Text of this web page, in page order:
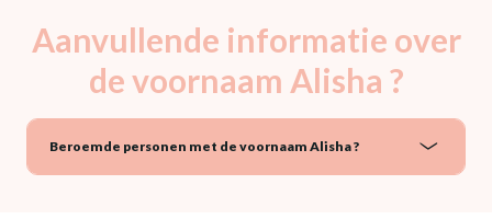
Aanvullende informatie over
de voornaam Alisha ?
Beroemde personen met de voornaam Alisha ?